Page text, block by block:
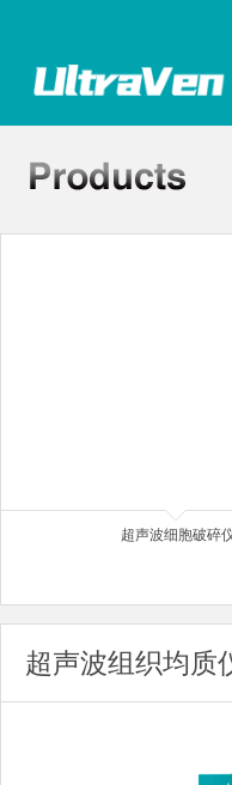
超声波细胞破碎
超声波组织均质